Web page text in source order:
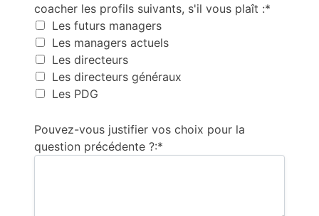
coacher les profils suivants, s'il vous plaît :*
Les futurs managers
Les managers actuels
Les directeurs
Les directeurs généraux
Les PDG
Pouvez-vous justifier vos choix pour la
question précédente ?:*